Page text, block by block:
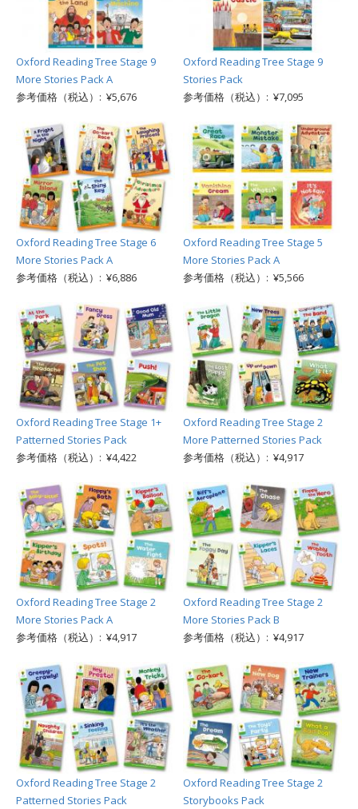
Oxford Reading Tree Stage 9
More Stories Pack A
参考価格（税込）: ¥5,676
Oxford Reading Tree Stage 9
Stories Pack
参考価格（税込）: ¥7,095
Oxford Reading Tree Stage 6
More Stories Pack A
参考価格（税込）: ¥6,886
Oxford Reading Tree Stage 5
More Stories Pack A
参考価格（税込）: ¥5,566
Oxford Reading Tree Stage 1+
Patterned Stories Pack
参考価格（税込）: ¥4,422
Oxford Reading Tree Stage 2
More Patterned Stories Pack
参考価格（税込）: ¥4,917
Oxford Reading Tree Stage 2
More Stories Pack A
参考価格（税込）: ¥4,917
Oxford Reading Tree Stage 2
More Stories Pack B
参考価格（税込）: ¥4,917
Oxford Reading Tree Stage 2
Patterned Stories Pack
Oxford Reading Tree Stage 2
Storybooks Pack